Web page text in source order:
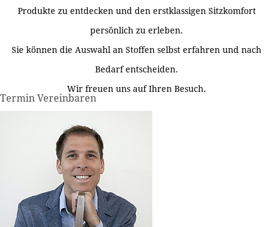
Produkte zu entdecken und den erstklassigen Sitzkomfort
persönlich zu erleben.
Sie können die Auswahl an Stoffen selbst erfahren und nach
Bedarf entscheiden.
Wir freuen uns auf Ihren Besuch.
Termin Vereinbaren